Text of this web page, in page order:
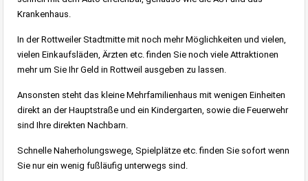
Krankenhaus.
In der Rottweiler Stadtmitte mit noch mehr Möglichkeiten und vielen,
vielen Einkaufsläden, Ärzten etc. finden Sie noch viele Attraktionen
mehr um Sie Ihr Geld in Rottweil ausgeben zu lassen.
Ansonsten steht das kleine Mehrfamilienhaus mit wenigen Einheiten
direkt an der Hauptstraße und ein Kindergarten, sowie die Feuerwehr
sind Ihre direkten Nachbarn.
Schnelle Naherholungswege, Spielplätze etc. finden Sie sofort wenn
Sie nur ein wenig fußläufig unterwegs sind.